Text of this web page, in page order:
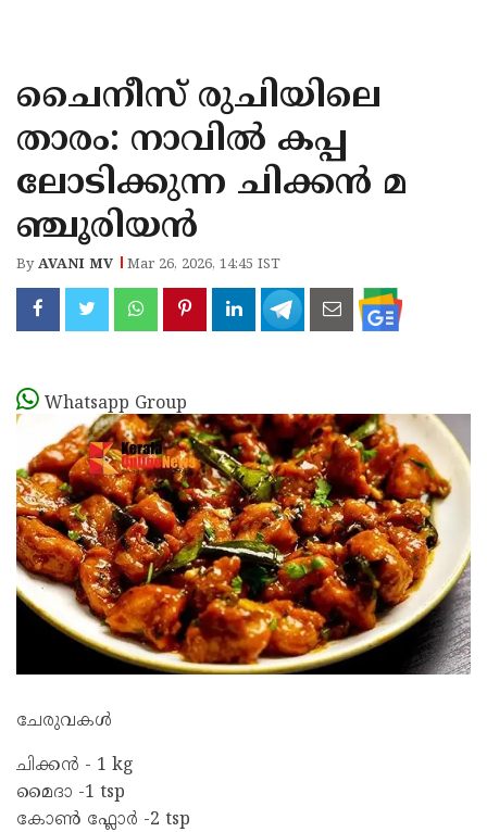
KANNUR
KASARAGOD
ചൈനീസ് രുചിയിലെ
താരം: നാവിൽ കപ്പ
ലോടിക്കുന്ന ചിക്കൻ മ
ഞ്ചൂരിയൻ
ByAVANI MV Mar 26, 2026, 14:45 IST
Whatsapp Group
ചേരുവകൾ
ചിക്കൻ - 1 kg
മൈദാ -1 tsp
കോൺ ഫ്ലോർ -2 tsp